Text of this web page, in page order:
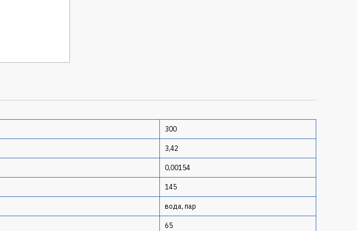
300
3,42
0,00154
145
вода, пар
65